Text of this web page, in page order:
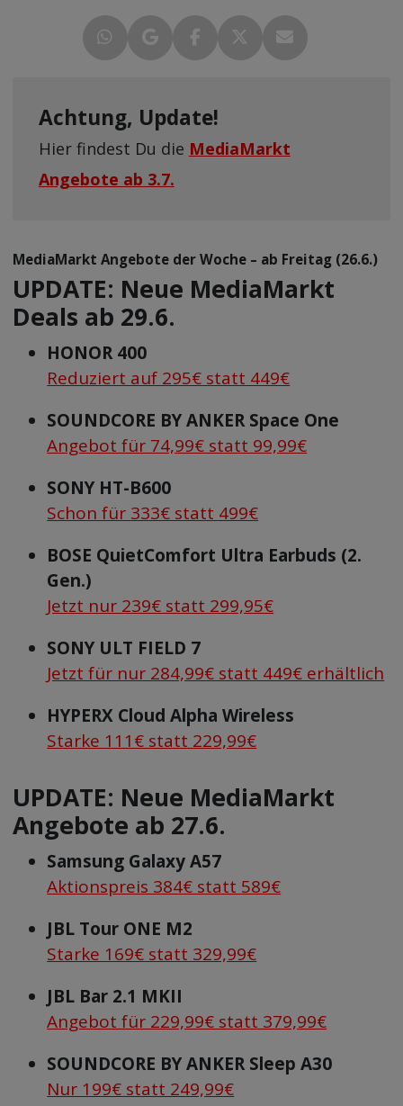
Achtung, Update!
Hier findest Du die MediaMarkt
Angebote ab 3.7.
MediaMarkt Angebote der Woche – ab Freitag (26.6.)
UPDATE: Neue MediaMarkt
Deals ab 29.6.
HONOR 400
Reduziert auf 295€ statt 449€
SOUNDCORE BY ANKER Space One
Angebot für 74,99€ statt 99,99€
SONY HT-B600
Schon für 333€ statt 499€
BOSE QuietComfort Ultra Earbuds (2.
Gen.)
Jetzt nur 239€ statt 299,95€
SONY ULT FIELD 7
Jetzt für nur 284,99€ statt 449€ erhältlich
HYPERX Cloud Alpha Wireless
Starke 111€ statt 229,99€
UPDATE: Neue MediaMarkt
Angebote ab 27.6.
Samsung Galaxy A57
Aktionspreis 384€ statt 589€
JBL Tour ONE M2
Starke 169€ statt 329,99€
JBL Bar 2.1 MKII
Angebot für 229,99€ statt 379,99€
SOUNDCORE BY ANKER Sleep A30
Nur 199€ statt 249,99€